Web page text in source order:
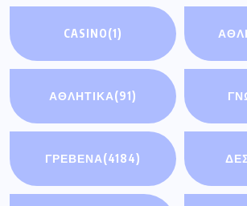
CASINO(1)
ΑΘΛΗΤΙΚΆ(91)
ΓΡΕΒΕΝΑ(4184)